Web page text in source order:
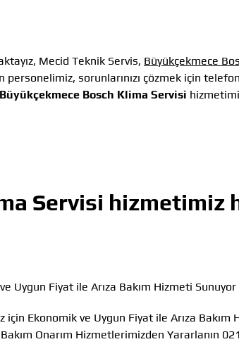
Mecid Teknik Servis, Büyükçekmece
sorunlarınızı çözmek için
Büyükçekmece Bosch Klima Servisi
Servisi hizmetimiz
Uygun Fiyat ile Arıza Bakım Hizmeti
için Ekonomik ve Uygun Fiyat ile Arıza Bakım
Onarım Hizmetlerimizden Yararlanın